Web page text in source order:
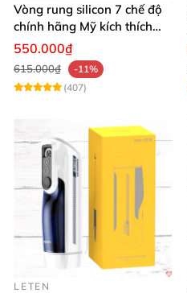
Vòng rung silicon 7 chế độ
chính hãng Mỹ kích thích
cực đỉnh
550.000₫
615.000₫
-11%
(407)
LETEN